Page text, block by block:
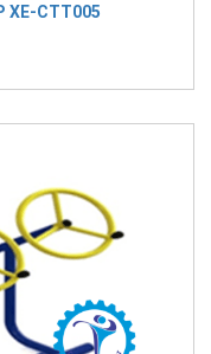
XE-CTT005